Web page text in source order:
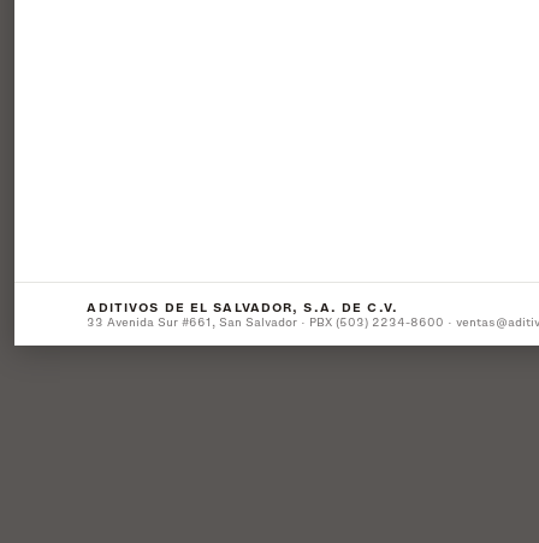
ADITIVOS DE EL SALVADOR, S.A. DE C.V.
33 Avenida Sur #661, San Salvador · PBX (503) 2234-8600 ·